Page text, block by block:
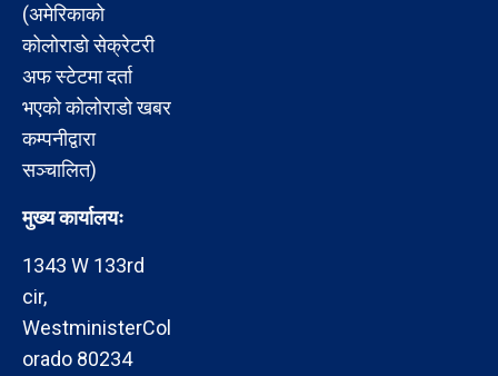
(अमेरिकाको
कोलोराडो सेक्रेटरी
अफ स्टेटमा दर्ता
भएको कोलोराडो खबर
कम्पनीद्वारा
सञ्चालित)
मुख्य कार्यालयः
1343 W 133rd
cir,
WestministerCol
orado 80234